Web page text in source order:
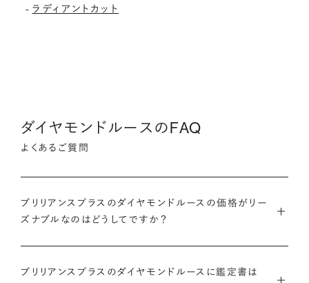
- ラディアントカット
ダイヤモンドルースのFAQ
よくあるご質問
ブリリアンスプラスのダイヤモンドルースの価格がリー
ズナブルなのはどうしてですか？
お届けすることで、中間マージンを大幅に省き、最適な価格と豊
ブリリアンスプラスのダイヤモンドルースに鑑定書は